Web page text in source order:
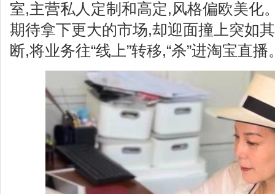
室,主营私人定制和高定,风格偏欧美化
期待拿下更大的市场,却迎面撞上突如
断,将业务往“线上”转移,“杀”进淘宝直播